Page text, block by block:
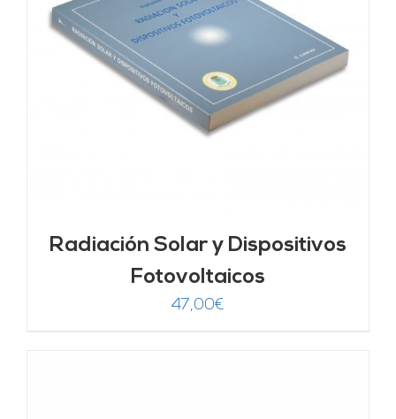
Radiación Solar y Dispositivos
Fotovoltaicos
47,00€